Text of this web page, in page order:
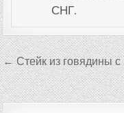
СНГ.
Навигация
по
записям
← Стейк из говядины